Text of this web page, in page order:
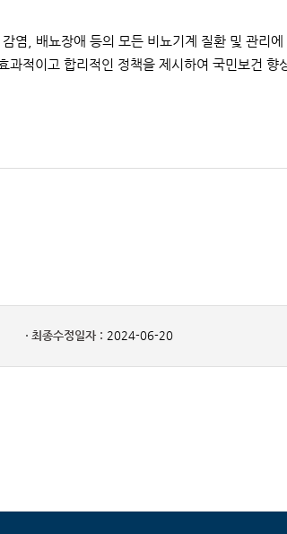
염, 배뇨장애 등의 모든 비뇨기계 질환 및 관리에
적이고 합리적인 정책을 제시하여 국민보건 향
최종수정일자 : 2024-06-20